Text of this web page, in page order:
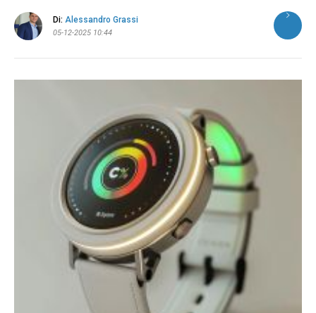
Di: Alessandro Grassi
05-12-2025 10:44